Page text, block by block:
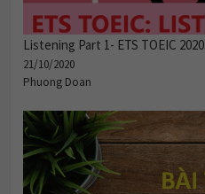
Listening Part 1- ETS TOEIC 2020.
21/10/2020
Phuong Doan